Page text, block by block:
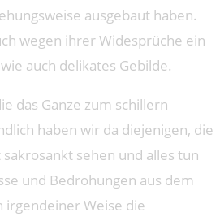
ausgebaut haben.
wegen ihrer Widesprüche ein
auch delikates Gebilde.
das Ganze zum schillern
haben wir da diejenigen, die
sehen und alles tun
und Bedrohungen aus dem
irgendeiner Weise die